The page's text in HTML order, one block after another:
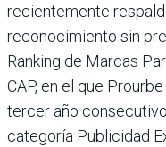
recientemente
reconocimiento sin
Ran­king de Marcas
CAP, en el que
tercer año
categoría Publicidad